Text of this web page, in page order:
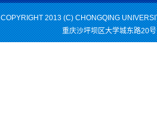
COPYRIGHT 2013 (C) CHONGQING
重庆沙坪坝区大学城东路20